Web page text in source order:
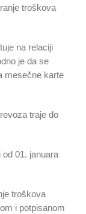
troškova
na relaciji
je da se
mesečne karte
traje do
01. januara
troškova
i potpisanom